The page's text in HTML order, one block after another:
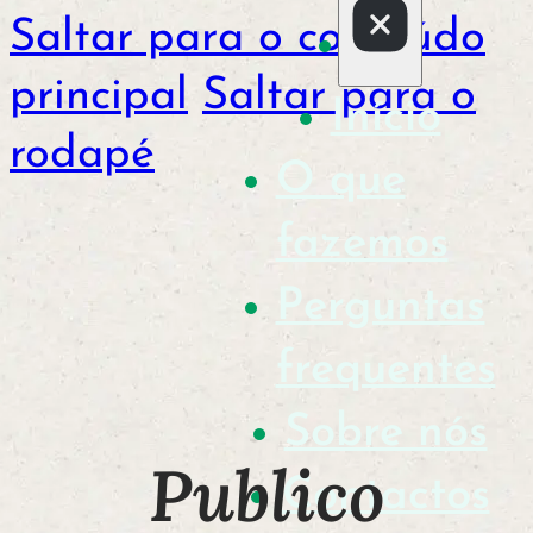
Saltar para o conteúdo
principal Saltar para o
rodapé
Início
O que
fazemos
Perguntas
frequentes
Sobre nós
Contactos
Publico